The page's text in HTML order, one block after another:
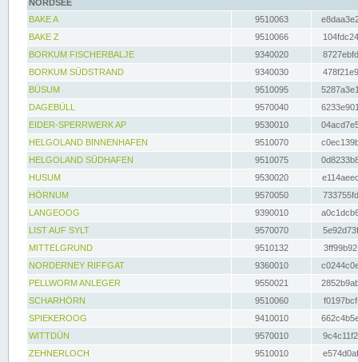
NORDSEE
BAKE A
9510063
BAKE Z
9510066
BORKUM FISCHERBALJE
9340020
BORKUM SÜDSTRAND
9340030
BÜSUM
9510095
DAGEBÜLL
9570040
EIDER-SPERRWERK AP
9530010
HELGOLAND BINNENHAFEN
9510070
HELGOLAND SÜDHAFEN
9510075
HUSUM
9530020
HÖRNUM
9570050
LANGEOOG
9390010
LIST AUF SYLT
9570070
MITTELGRUND
9510132
NORDERNEY RIFFGAT
9360010
PELLWORM ANLEGER
9550021
SCHARHÖRN
9510060
SPIEKEROOG
9410010
WITTDÜN
9570010
ZEHNERLOCH
9510010